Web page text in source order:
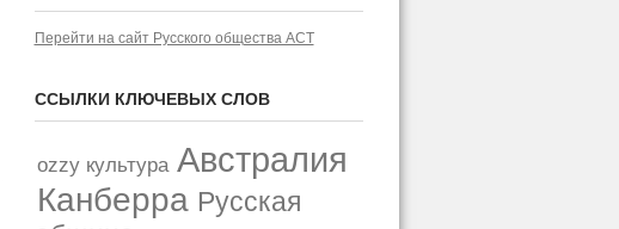
Перейти на сайт Русского общества АСТ
ССЫЛКИ КЛЮЧЕВЫХ СЛОВ
ozzy культура Австралия
Канберра Русская